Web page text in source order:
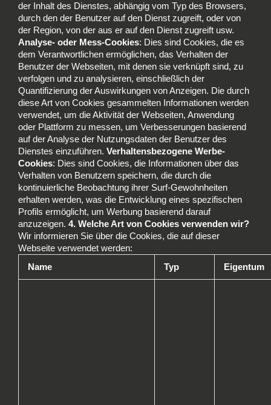
der Inhalt des Dienstes, abhängig vom Typ des Browsers,
durch den der Benutzer auf den Dienst zugreift, oder von
der Region, von der aus er auf den Dienst zugreift usw.
Analyse- oder Mess-Cookies: Dies sind Cookies, die es
dem Verantwortlichen ermöglichen, das Verhalten der
Benutzer der Webseiten, mit denen sie verknüpft sind, zu
verfolgen und zu analysieren, einschließlich der
Quantifizierung der Auswirkungen von Anzeigen. Die durch
diese Art von Cookies gesammelten Informationen werden
verwendet, um die Aktivität der Webseiten, Anwendung
oder Plattform zu messen, um Verbesserungen basierend
auf der Analyse der Nutzungsdaten der Benutzer des
Dienstes einzuführen. Verhaltensbezogene Werbe-
Cookies: Dies sind Cookies, die Informationen über das
Verhalten von Benutzern speichern, die durch die
kontinuierliche Beobachtung ihrer Surf-Gewohnheiten
erhalten werden, was die Entwicklung eines spezifischen
Profils ermöglicht, um Werbung basierend darauf
anzuzeigen. 4. Welche Art von Cookies verwenden wir?
Wir informieren Sie über die Cookies, die auf dieser
Webseite verwendet werden:
Name
Typ Eigentum